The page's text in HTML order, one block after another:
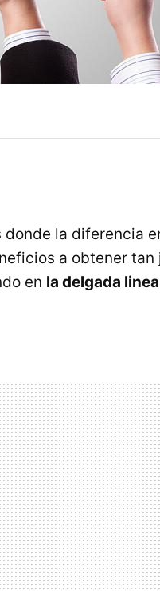
donde la diferencia
a obtener tan
en la delgada